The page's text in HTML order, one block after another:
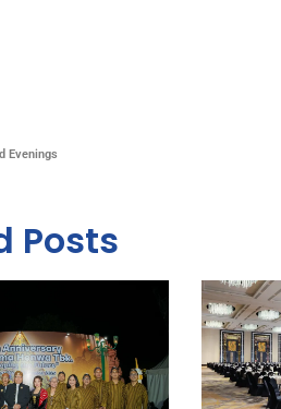
Evenings
Posts